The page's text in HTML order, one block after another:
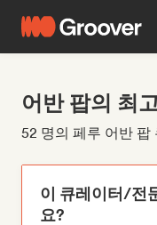
어반 팝의 최
52 명의 페루 어반
이 큐레이터/전
요?